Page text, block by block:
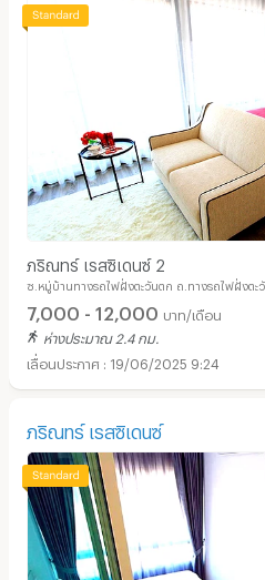
ภริณทร์ เรสซิเดนซ์ 2
ซ.หมู่บ้านทางรถไฟฝั่งตะวันตก ถ.ทางรถไฟฝั่งตะ
7,000 - 12,000 บาท/เดือน
ห่างประมาณ 2.4 กม.
19/06/2025 9:24
ภริณทร์ เรสซิเดนซ์